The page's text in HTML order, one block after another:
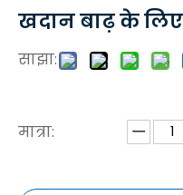
खदान बाढ़ के
साझा:
मात्रा: